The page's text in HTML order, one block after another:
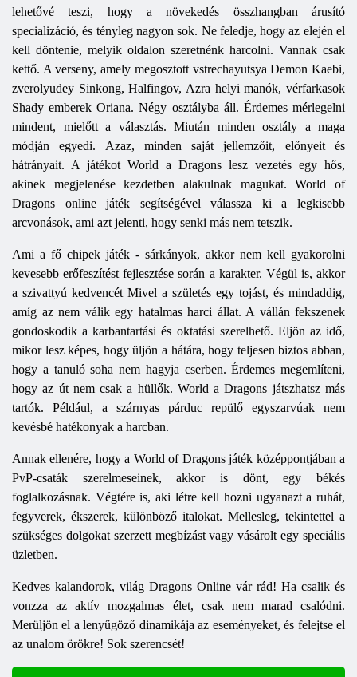
lehetővé teszi, hogy a növekedés összhangban árusító
specializáció, és tényleg nagyon sok. Ne feledje, hogy az elején el
kell döntenie, melyik oldalon szeretnénk harcolni. Vannak csak
kettő. A verseny, amely megosztott vstrechayutsya Demon Kaebi,
zverolyudey Sinkong, Halfingov, Azra helyi manók, vérfarkasok
Shady emberek Oriana. Négy osztályba áll. Érdemes mérlegelni
mindent, mielőtt a választás. Miután minden osztály a maga
módján egyedi. Azaz, minden saját jellemzőit, előnyeit és
hátrányait. A játékot World a Dragons lesz vezetés egy hős,
akinek megjelenése kezdetben alakulnak magukat. World of
Dragons online játék segítségével válassza ki a legkisebb
arcvonások, ami azt jelenti, hogy senki más nem tetszik.
Ami a fő chipek játék - sárkányok, akkor nem kell gyakorolni
kevesebb erőfeszítést fejlesztése során a karakter. Végül is, akkor
a szivattyú kedvencét Mivel a születés egy tojást, és mindaddig,
amíg az nem válik egy hatalmas harci állat. A vállán fekszenek
gondoskodik a karbantartási és oktatási szerelhető. Eljön az idő,
mikor lesz képes, hogy üljön a hátára, hogy teljesen biztos abban,
hogy a tanuló soha nem hagyja cserben. Érdemes megemlíteni,
hogy az út nem csak a hüllők. WorldaDragons játszhatsz más
tartók. Például, a szárnyas párduc repülő egyszarvúak nem
kevésbé hatékonyak a harcban.
Annak ellenére, hogy a World of Dragons játék középpontjában a
PvP-csaták szerelmeseinek, akkor is dönt, egy békés
foglalkozásnak. Végtére is, aki létre kell hozni ugyanazt a ruhát,
fegyverek, ékszerek, különböző italokat. Mellesleg, tekintettel a
szükséges dolgokat szerzett megbízást vagy vásárolt egy speciális
üzletben.
Kedves kalandorok, világ Dragons Online vár rád! Ha csalik és
vonzza az aktív mozgalmas élet, csak nem marad csalódni.
Merüljön el a lenyűgöző dinamikája az eseményeket, és felejtse el
az unalom örökre! Sok szerencsét!